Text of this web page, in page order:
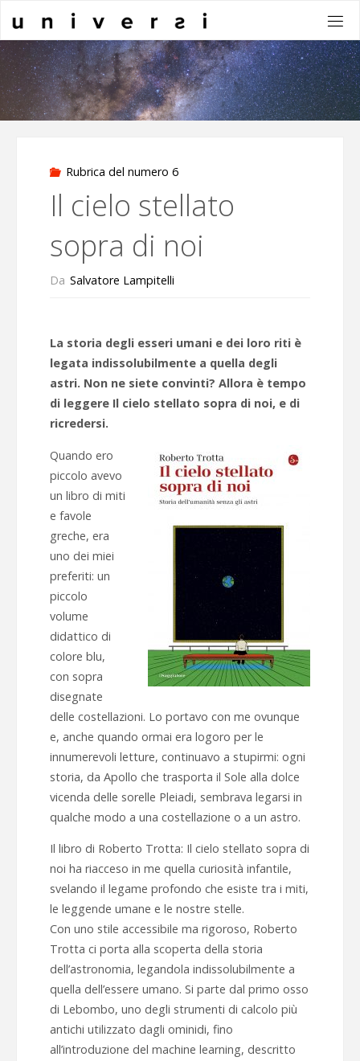
contenuto
Rubrica del numero 6
Il cielo stellato
sopra di noi
Da Salvatore Lampitelli
La storia degli esseri umani e dei loro riti è
legata indissolubilmente a quella degli
astri. Non ne siete convinti? Allora è tempo
di leggere Il cielo stellato sopra di noi, e di
ricredersi.
Quando ero
piccolo avevo
un libro di miti
e favole
greche, era
uno dei miei
preferiti: un
piccolo
volume
didattico di
colore blu,
con sopra
disegnate
delle costellazioni. Lo portavo con me ovunque
e, anche quando ormai era logoro per le
innumerevoli letture, continuavo a stupirmi: ogni
storia, da Apollo che trasporta il Sole alla dolce
vicenda delle sorelle Pleiadi, sembrava legarsi in
qualche modo a una costellazione o a un astro.
Il libro di Roberto Trotta: Il cielo stellato sopra di
noi ha riacceso in me quella curiosità infantile,
svelando il legame profondo che esiste tra i miti,
le leggende umane e le nostre stelle.
Con uno stile accessibile ma rigoroso, Roberto
Trotta ci porta alla scoperta della storia
dell’astronomia, legandola indissolubilmente a
quella dell’essere umano. Si parte dal primo osso
di Lebombo, uno degli strumenti di calcolo più
antichi utilizzato dagli ominidi, fino
all’introduzione del machine learning, descritto